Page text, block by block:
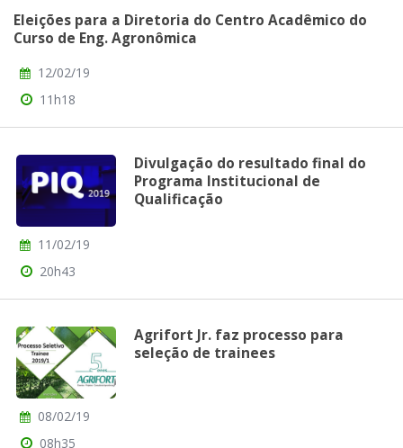
Eleições para a Diretoria do Centro Acadêmico do
Curso de Eng. Agronômica
12/02/19
11h18
Divulgação do resultado final do
Programa Institucional de
Qualificação
11/02/19
20h43
Agrifort Jr. faz processo para
seleção de trainees
08/02/19
08h35